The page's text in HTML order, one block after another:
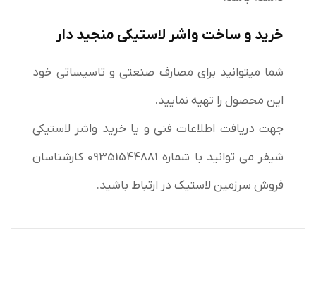
خرید و ساخت واشر لاستیکی منجید دار
شما میتوانید برای مصارف صنعتی و تاسیساتی خود
این محصول را تهیه نمایید.
جهت دریافت اطلاعات فنی و یا خرید واشر لاستیکی
شیفر می توانید با شماره 09351544881 کارشناسان
فروش سرزمین لاستیک در ارتباط باشید.